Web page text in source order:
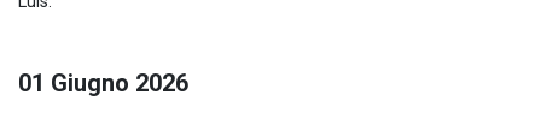
01 Giugno 2026